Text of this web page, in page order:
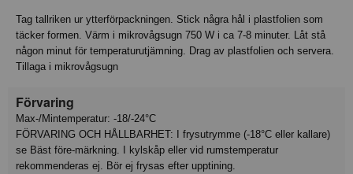
Tag tallriken ur ytterförpackningen. Stick några hål i plastfolien som
täcker formen. Värm i mikrovågsugn 750 W i ca 7-8 minuter. Låt stå
någon minut för temperaturutjämning. Drag av plastfolien och servera.
Tillaga i mikrovågsugn
Förvaring
Max-/Mintemperatur: -18/-24°C
FÖRVARING OCH HÅLLBARHET: I frysutrymme (-18°C eller kallare)
se Bäst före‑märkning. I kylskåp eller vid rumstemperatur
rekommenderas ej. Bör ej frysas efter upptining.